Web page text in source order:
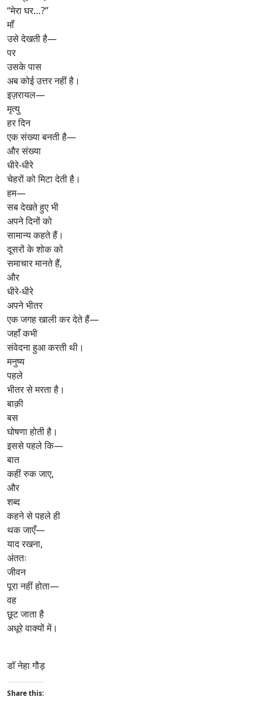
“मेरा घर…?”
माँ
उसे देखती है—
पर
उसके पास
अब कोई उत्तर नहीं है।
इज़रायल—
मृत्यु
हर दिन
एक संख्या बनती है—
और संख्या
धीरे-धीरे
चेहरों को मिटा देती है।
हम—
सब देखते हुए भी
अपने दिनों को
सामान्य कहते हैं।
दूसरों के शोक को
समाचार मानते हैं,
और
धीरे-धीरे
अपने भीतर
एक जगह खाली कर देते हैं—
जहाँ कभी
संवेदना हुआ करती थी।
मनुष्य
पहले
भीतर से मरता है।
बाक़ी
बस
घोषणा होती है।
इससे पहले कि—
बात
कहीं रुक जाए,
और
शब्द
कहने से पहले ही
थक जाएँ—
याद रखना,
अंततः
जीवन
पूरा नहीं होता—
वह
छूट जाता है
अधूरे वाक्यों में।
डॉ नेहा गौड़
Share this: